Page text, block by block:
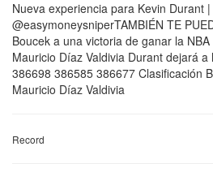
Nueva experiencia para Kevin Durant
@easymoneysniperTAMBIÉN TE
Boucek a una victoria de ganar la
Mauricio Díaz Valdivia Durant dejará
386698 386585 386677 Clasificación
Mauricio Díaz Valdivia
Record